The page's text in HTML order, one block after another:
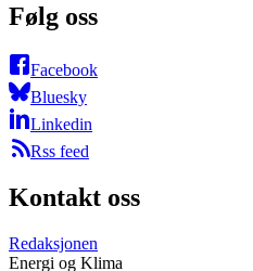
Følg oss
Facebook
Bluesky
Linkedin
Rss feed
Kontakt oss
Redaksjonen
Energi og Klima